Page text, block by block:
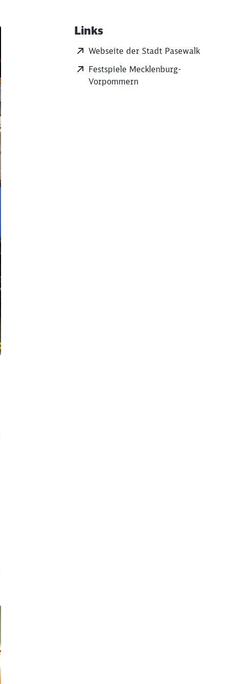
Links
Webseite der Stadt Pasewalk
Festspiele Mecklenburg-
Vorpommern